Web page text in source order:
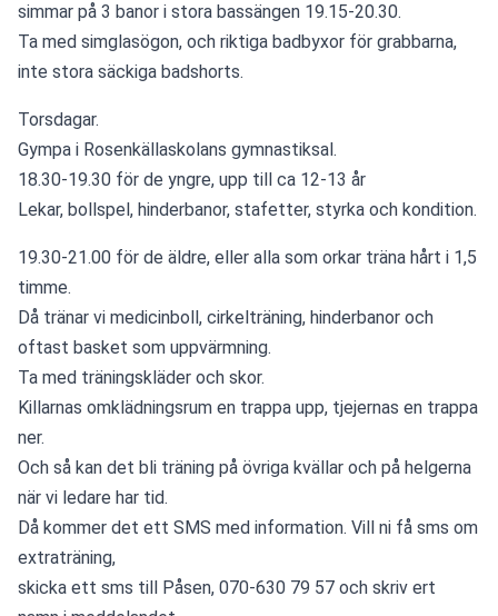
simmar på 3 banor i stora bassängen 19.15-20.30.
Ta med simglasögon, och riktiga badbyxor för grabbarna,
inte stora säckiga badshorts.
Torsdagar.
Gympa i Rosenkällaskolans gymnastiksal.
18.30-19.30 för de yngre, upp till ca 12-13 år
Lekar, bollspel, hinderbanor, stafetter, styrka och kondition.
19.30-21.00 för de äldre, eller alla som orkar träna hårt i 1,5
timme.
Då tränar vi medicinboll, cirkelträning, hinderbanor och
oftast basket som uppvärmning.
Ta med träningskläder och skor.
Killarnas omklädningsrum en trappa upp, tjejernas en trappa
ner.
Och så kan det bli träning på övriga kvällar och på helgerna
när vi ledare har tid.
Då kommer det ett SMS med information. Vill ni få sms om
extraträning,
skicka ett sms till Påsen, 070-630 79 57 och skriv ert